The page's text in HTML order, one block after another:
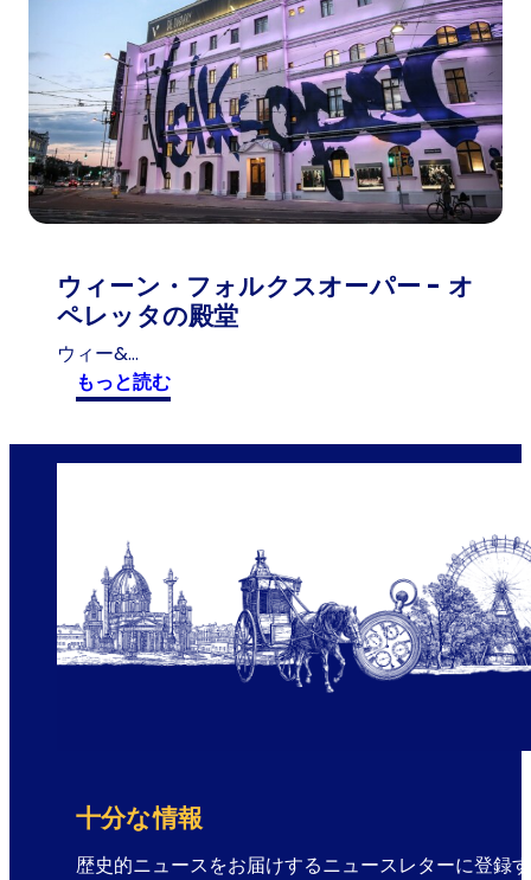
ベ
ル
で
1
0
1
歳
の
ウィーン・フォルクスオーパー - オ
ペレッタの殿堂
ウィー&…
もっと読む:
ウ
ィ
ー
ォ
ル
ク
ス
-
オ
ペ
十分な情報
歴史的ニュースをお届けするニュースレターに登録